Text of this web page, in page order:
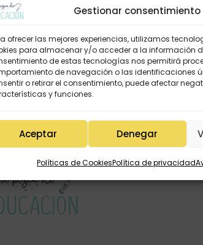
Gestionar consentimiento
ofrecer las mejores experiencias, utilizamos
para almacenar y/o acceder a la información
de estas tecnologías nos permitirá
de navegación o las identificaciones
o retirar el consentimiento, puede afectar
y funciones.
Aceptar Denegar
Políticas de CookiesPolítica de privacidad
«ets la màgia de l’aula»
col·lecció 26/27